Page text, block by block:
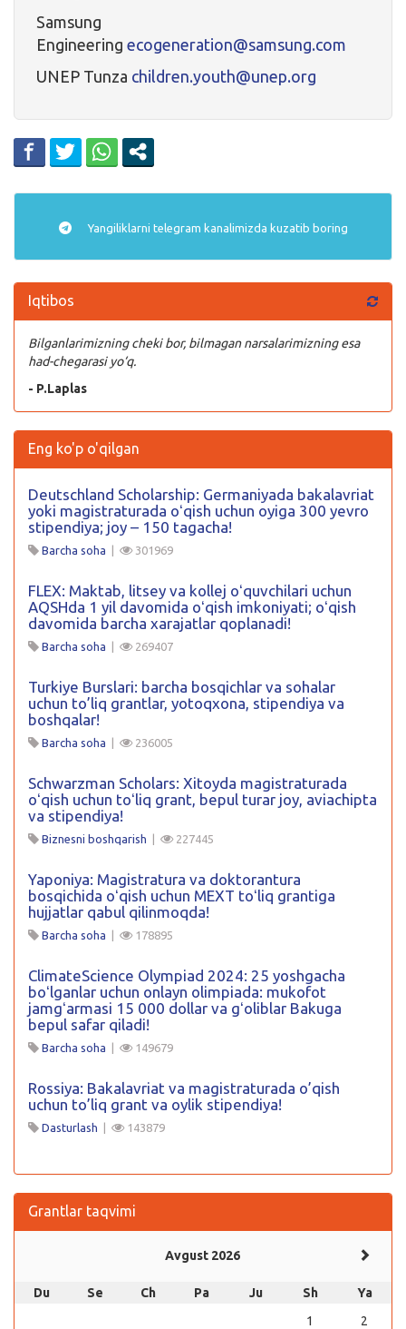
Samsung
Engineering ecogeneration@samsung.com
UNEP Tunza children.youth@unep.org
Yangiliklarni telegram kanalimizda kuzatib boring
Iqtibos
Bilganlarimizning cheki bor, bilmagan narsalarimizning esa
had-chegarasi yo‘q.
- P.Laplas
Eng ko'p o'qilgan
Deutschland Scholarship: Germaniyada bakalavriat
yoki magistraturada oʻqish uchun oyiga 300 yevro
stipendiya; joy – 150 tagacha!
Barcha soha | 301969
FLEX: Maktab, litsey va kollej oʻquvchilari uchun
AQSHda 1 yil davomida oʻqish imkoniyati; oʻqish
davomida barcha xarajatlar qoplanadi!
Barcha soha | 269407
Turkiye Burslari: barcha bosqichlar va sohalar
uchun to’liq grantlar, yotoqxona, stipendiya va
boshqalar!
Barcha soha | 236005
Schwarzman Scholars: Xitoyda magistraturada
oʻqish uchun toʻliq grant, bepul turar joy, aviachipta
va stipendiya!
Biznesni boshqarish | 227445
Yaponiya: Magistratura va doktorantura
bosqichida oʻqish uchun MEXT toʻliq grantiga
hujjatlar qabul qilinmoqda!
Barcha soha | 178895
ClimateScience Olympiad 2024: 25 yoshgacha
boʻlganlar uchun onlayn olimpiada: mukofot
jamgʻarmasi 15 000 dollar va gʻoliblar Bakuga
bepul safar qiladi!
Barcha soha | 149679
Rossiya: Bakalavriat va magistraturada o’qish
uchun to’liq grant va oylik stipendiya!
Dasturlash | 143879
Grantlar taqvimi
Avgust 2026
Du Se Ch Pa Ju Sh
Ya
1
2